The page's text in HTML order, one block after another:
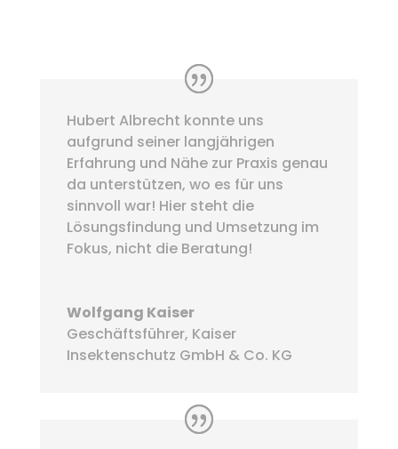
Hubert Albrecht konnte uns
aufgrund seiner langjährigen
Erfahrung und Nähe zur Praxis genau
da unterstützen, wo es für uns
sinnvoll war! Hier steht die
Lösungsfindung und Umsetzung im
Fokus, nicht die Beratung!
Wolfgang Kaiser
Geschäftsführer, Kaiser
Insektenschutz GmbH & Co. KG